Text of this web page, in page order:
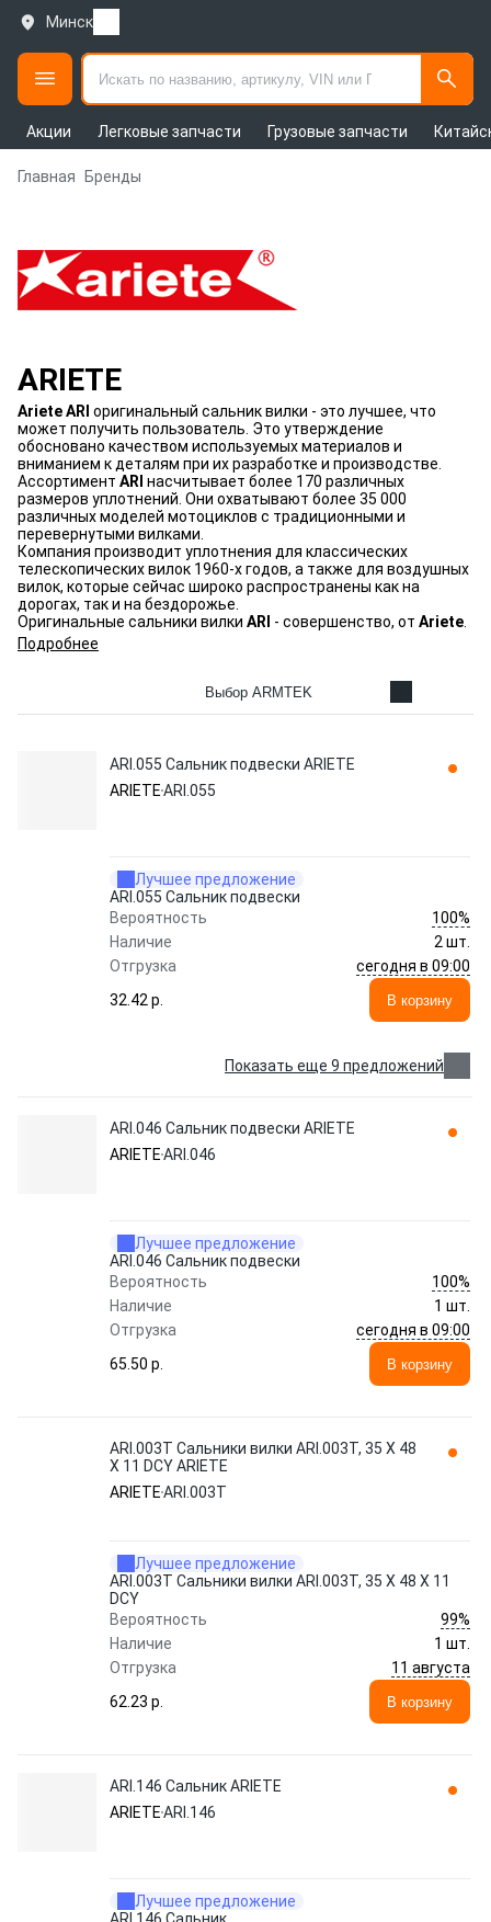
Минск
Акции Легковые запчасти Грузовые запчасти
Главная Бренды
ARIETE
Ariete ARI оригинальный сальник вилки - это лучшее, что
может получить пользователь. Это утверждение
обосновано качеством используемых материалов и
вниманием к деталям при их разработке и производстве.
Ассортимент ARI насчитывает более 170 различных
размеров уплотнений. Они охватывают более 35 000
различных моделей мотоциклов с традиционными и
перевернутыми вилками.
Компания производит уплотнения для классических
телескопических вилок 1960-х годов, а также для воздушных
вилок, которые сейчас широко распространены как на
дорогах, так и на бездорожье.
Оригинальные сальники вилки ARI - совершенство, от Ariete
Подробнее
Выбор ARMTEK
ARI.055 Сальник подвески ARIETE
ARIETEARI.055
Лучшее предложение
ARI.055 Сальник подвески
Вероятность
100%
Наличие
2 шт.
Отгрузка
сегодня в 09:00
32.42 p.
В корзину
Показать еще 9 предложений
ARI.046 Сальник подвески ARIETE
ARIETEARI.046
Лучшее предложение
ARI.046 Сальник подвески
Вероятность
100%
Наличие
1 шт.
Отгрузка
сегодня в 09:00
65.50 p.
В корзину
ARI.003T Сальники вилки ARI.003T, 35 X 48
X 11 DCY ARIETE
ARIETEARI.003T
Лучшее предложение
ARI.003T Сальники вилки ARI.003T, 35 X 48 X 11
DCY
Вероятность
99%
Наличие
1 шт.
Отгрузка
11 августа
62.23 p.
В корзину
ARI.146 Сальник ARIETE
ARIETEARI.146
Лучшее предложение